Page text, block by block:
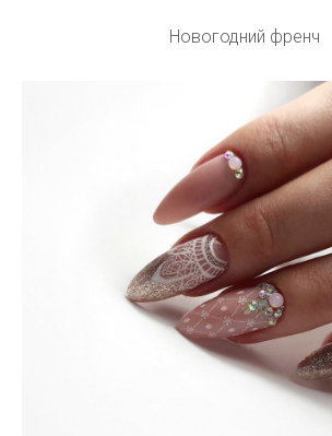
Новогодний френч